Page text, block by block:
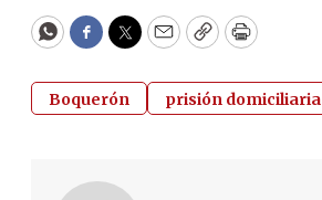
WhatsApp
Facebook
Twitter
EmailCopyPrint
Boquerón prisión domiciliaria